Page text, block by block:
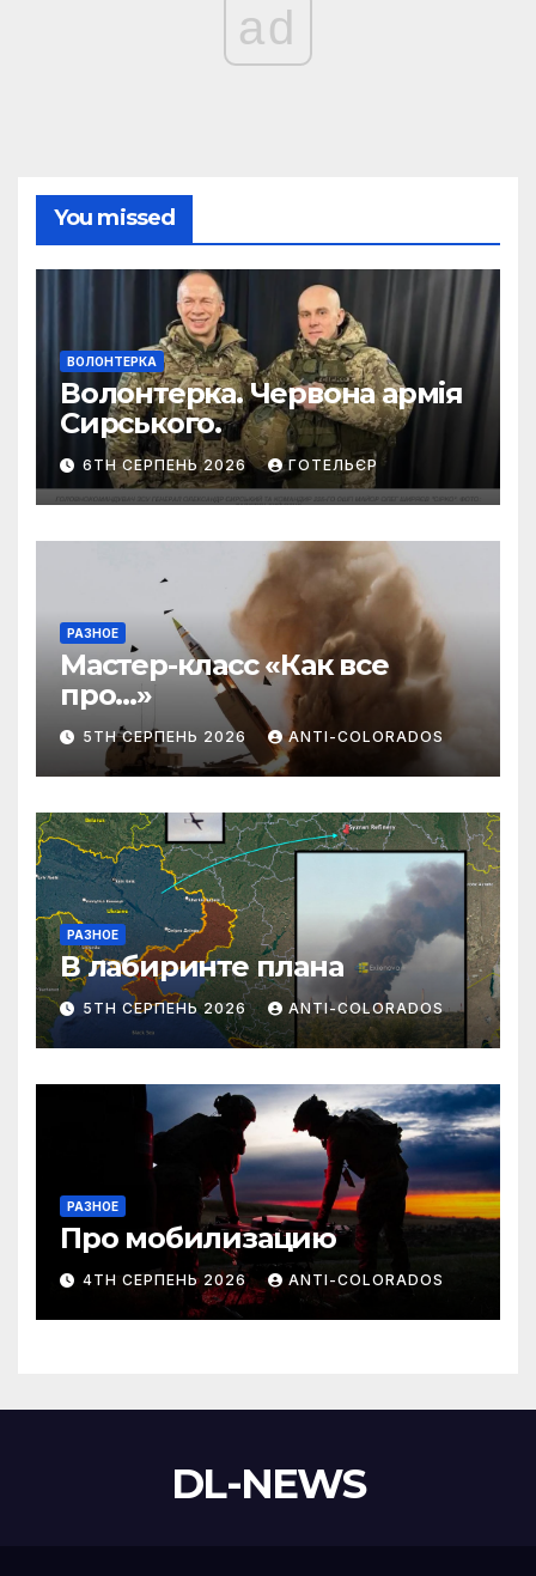
ad
You missed
ВОЛОНТЕРКА
Волонтерка. Червона армія
Сирського.
6TH СЕРПЕНЬ 2026 ГОТЕЛЬЄР
РАЗНОЕ
Мастер-класс «Как все
про…»
5TH СЕРПЕНЬ 2026 ANTI-COLORADOS
РАЗНОЕ
В лабиринте плана
5TH СЕРПЕНЬ 2026 ANTI-COLORADOS
РАЗНОЕ
Про мобилизацию
4TH СЕРПЕНЬ 2026 ANTI-COLORADOS
DL-NEWS